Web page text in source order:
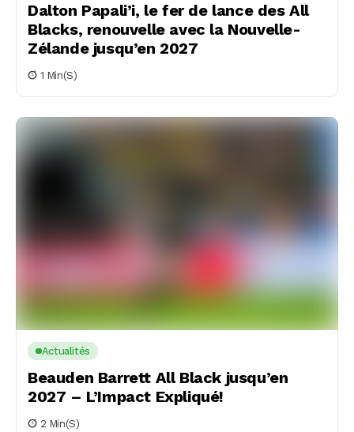
Dalton Papali’i, le fer de lance des All
Blacks, renouvelle avec la Nouvelle-
Zélande jusqu’en 2027
1 Min(s)
Actualités
Beauden Barrett All Black jusqu’en
2027 – L’Impact Expliqué!
2 Min(s)